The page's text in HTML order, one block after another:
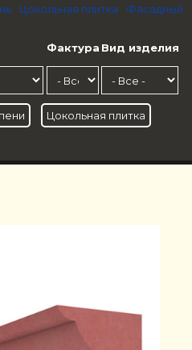
Цокольная плитка
Фасадный
Фактура Вид изделия
Цокольная плитка